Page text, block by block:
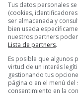
para el período de
alcohol no va a la
⇒ Más
Tus datos personales
(cookies,
ser almacenada y
bien usada
nuestros partners
Lista de partners.
Es posible que algunos
virtud de un interés
gestionando tus
página o en el menú
consentimiento en la